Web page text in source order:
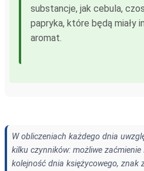
substancje, jak cebula,
papryka, które będą miały
aromat.
W obliczeniach każdego dnia
kilku czynników: możliwe
kolejność dnia księżycowego, znak